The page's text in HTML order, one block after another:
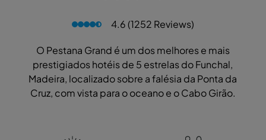
4.6 (1252 Reviews)
O Pestana Grand é um dos melhores e mais
prestigiados hotéis de 5 estrelas do Funchal,
Madeira, localizado sobre a falésia da Ponta da
Cruz, com vista para o oceano e o Cabo Girão.